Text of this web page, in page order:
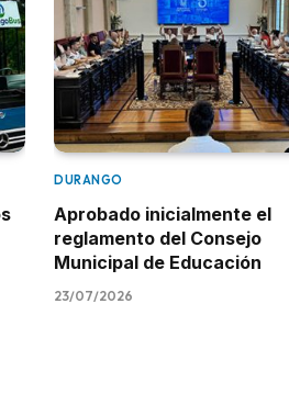
DURANGO
Aprobado inicialmente el
reglamento del Consejo
Municipal de Educación
23/07/2026